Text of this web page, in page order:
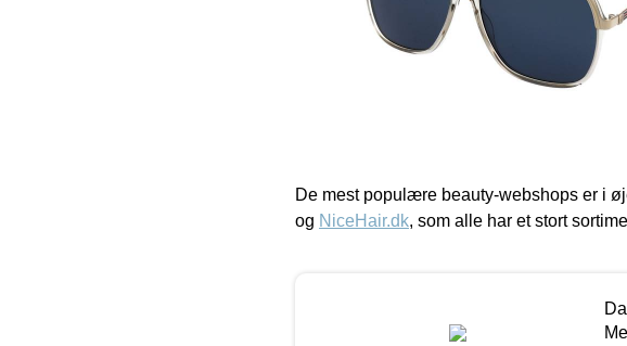
De mest populære beauty-webshops er i
og NiceHair.dk, som alle har et stort